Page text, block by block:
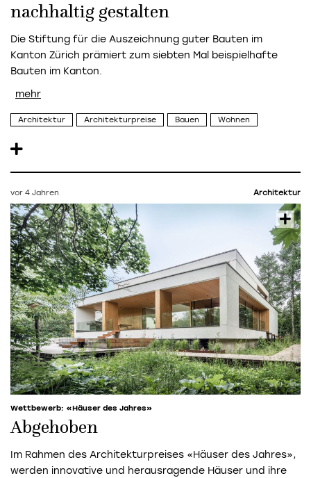
nachhaltig gestalten
Die Stiftung für die Auszeichnung guter Bauten im
Kanton Zürich prämiert zum siebten Mal beispielhafte
Bauten im Kanton.
Architektur Architekturpreise Bauen Wohnen
vor 4 Jahren Architektur
Wettbewerb: «Häuser des Jahres»
Abgehoben
Im Rahmen des Architekturpreises «Häuser des Jahres»,
werden innovative und herausragende Häuser und ihre